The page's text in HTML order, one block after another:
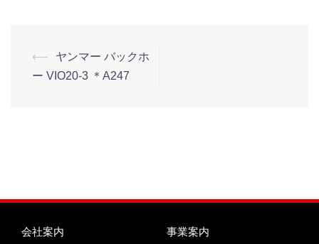
⟵
ヤンマー バックホ
ー VIO20-3 ＊A247
会社案内 事業案内